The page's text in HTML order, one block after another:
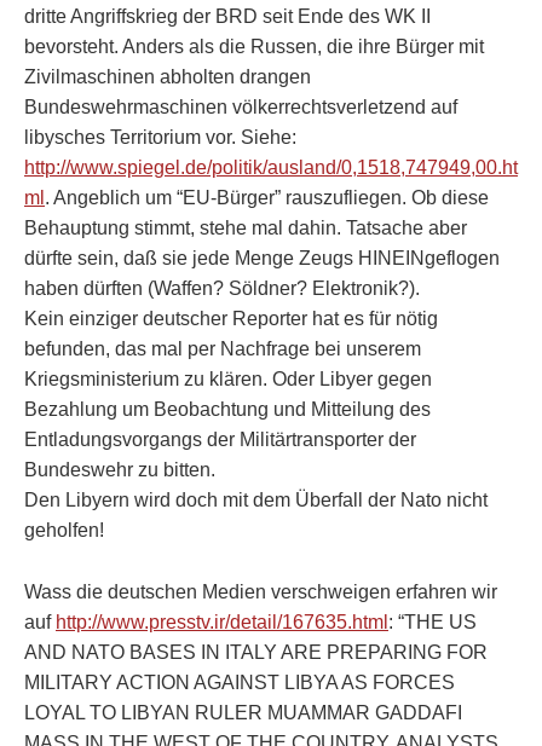
dritte Angriffskrieg der BRD seit Ende des WK II
bevorsteht. Anders als die Russen, die ihre Bürger mit
Zivilmaschinen abholten drangen
Bundeswehrmaschinen völkerrechtsverletzend auf
libysches Territorium vor. Siehe:
http://www.spiegel.de/politik/ausland/0,1518,747949,00.ht
ml . Angeblich um “EU-Bürger” rauszufliegen. Ob diese
Behauptung stimmt, stehe mal dahin. Tatsache aber
dürfte sein, daß sie jede Menge Zeugs HINEINgeflogen
haben dürften (Waffen? Söldner? Elektronik?).
Kein einziger deutscher Reporter hat es für nötig
befunden, das mal per Nachfrage bei unserem
Kriegsministerium zu klären. Oder Libyer gegen
Bezahlung um Beobachtung und Mitteilung des
Entladungsvorgangs der Militärtransporter der
Bundeswehr zu bitten.
Den Libyern wird doch mit dem Überfall der Nato nicht
geholfen!
Wass die deutschen Medien verschweigen erfahren wir
auf http://www.presstv.ir/detail/167635.html : “THE US
AND NATO BASES IN ITALY ARE PREPARING FOR
MILITARY ACTION AGAINST LIBYA AS FORCES
LOYAL TO LIBYAN RULER MUAMMAR GADDAFI